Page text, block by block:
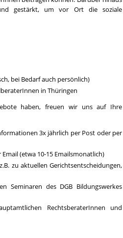
gestärkt, um vor Ort die soziale
bei Bedarf auch persönlich)
in Thüringen
haben, freuen wir uns auf Ihre
3x jährlich per Post oder per
(etwa 10-15 Emailsmonatlich)
zu aktuellen Gerichtsentscheidungen,
Seminaren des DGB Bildungswerkes
RechtsberaterInnen und